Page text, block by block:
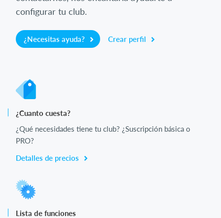
configurar tu club.
¿Necesitas ayuda? Crear perfil
¿Cuanto cuesta?
¿Qué necesidades tiene tu club? ¿Suscripción básica o
PRO?
Detalles de precios
Lista de funciones